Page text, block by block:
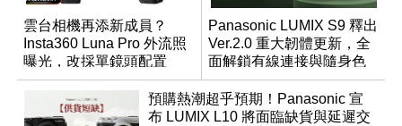
雲台相機再添新成員？
Insta360 Luna Pro 外流照
曝光，改採單鏡頭配置
Panasonic LUMIX S9 釋出
Ver.2.0 重大韌體更新，全
面解鎖有線連接與隨身色
調編輯
預購熱潮超乎預期！Panasonic 宣
布 LUMIX L10 將面臨缺貨與延遲交